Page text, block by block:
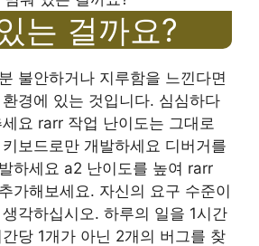
는 걸까요?
불안하거나 지루함을 느낀다면
경에 있는 것입니다. 심심하다
요 rarr 작업 난이도는 그대로
보드로만 개발하세요 디버거를
하세요 a2 난이도를 높여 rarr
가해보세요. 자신의 요구 수준이
각하십시오. 하루의 일을 1시간
당 1개가 아닌 2개의 버그를 찾